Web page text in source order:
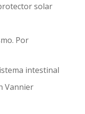
solar
Por
intestinal
Vannier